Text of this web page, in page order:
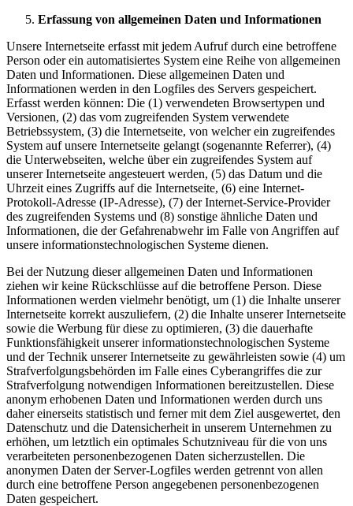
Erfassung von allgemeinen Daten und Informationen
Unsere Internetseite erfasst mit jedem Aufruf durch eine betroffene
Person oder ein automatisiertes System eine Reihe von allgemeinen
Daten und Informationen. Diese allgemeinen Daten und
Informationen werden in den Logfiles des Servers gespeichert.
Erfasst werden können: Die (1) verwendeten Browsertypen und
Versionen, (2) das vom zugreifenden System verwendete
Betriebssystem, (3) die Internetseite, von welcher ein zugreifendes
System auf unsere Internetseite gelangt (sogenannte Referrer), (4)
die Unterwebseiten, welche über ein zugreifendes System auf
unserer Internetseite angesteuert werden, (5) das Datum und die
Uhrzeit eines Zugriffs auf die Internetseite, (6) eine Internet-
Protokoll-Adresse (IP-Adresse), (7) der Internet-Service-Provider
des zugreifenden Systems und (8) sonstige ähnliche Daten und
Informationen, die der Gefahrenabwehr im Falle von Angriffen auf
unsere informationstechnologischen Systeme dienen.
Bei der Nutzung dieser allgemeinen Daten und Informationen
ziehen wir keine Rückschlüsse auf die betroffene Person. Diese
Informationen werden vielmehr benötigt, um (1) die Inhalte unserer
Internetseite korrekt auszuliefern, (2) die Inhalte unserer Internetseite
sowie die Werbung für diese zu optimieren, (3) die dauerhafte
Funktionsfähigkeit unserer informationstechnologischen Systeme
und der Technik unserer Internetseite zu gewährleisten sowie (4) um
Strafverfolgungsbehörden im Falle eines Cyberangriffes die zur
Strafverfolgung notwendigen Informationen bereitzustellen. Diese
anonym erhobenen Daten und Informationen werden durch uns
daher einerseits statistisch und ferner mit dem Ziel ausgewertet, den
Datenschutz und die Datensicherheit in unserem Unternehmen zu
erhöhen, um letztlich ein optimales Schutzniveau für die von uns
verarbeiteten personenbezogenen Daten sicherzustellen. Die
anonymen Daten der Server-Logfiles werden getrennt von allen
durch eine betroffene Person angegebenen personenbezogenen
Daten gespeichert.